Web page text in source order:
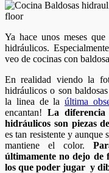
Ya hace unos meses
hidráulicos.
veo de cocinas con
En realidad viendo la
hidráulicos o son
la linea de la última
encantan! La diferencia
hidráulicos son piezas
es tan resistente y aunque
mantiene el color.
últimamente no dejo de
los que poder jugar y